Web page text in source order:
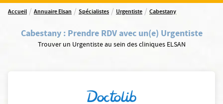
Accueil / Annuaire Elsan / Spécialistes / Urgentiste / Cabestany
Cabestany: Prendre RDV avec un(e) Urgentiste
Trouver un Urgentiste au sein des cliniques ELSAN